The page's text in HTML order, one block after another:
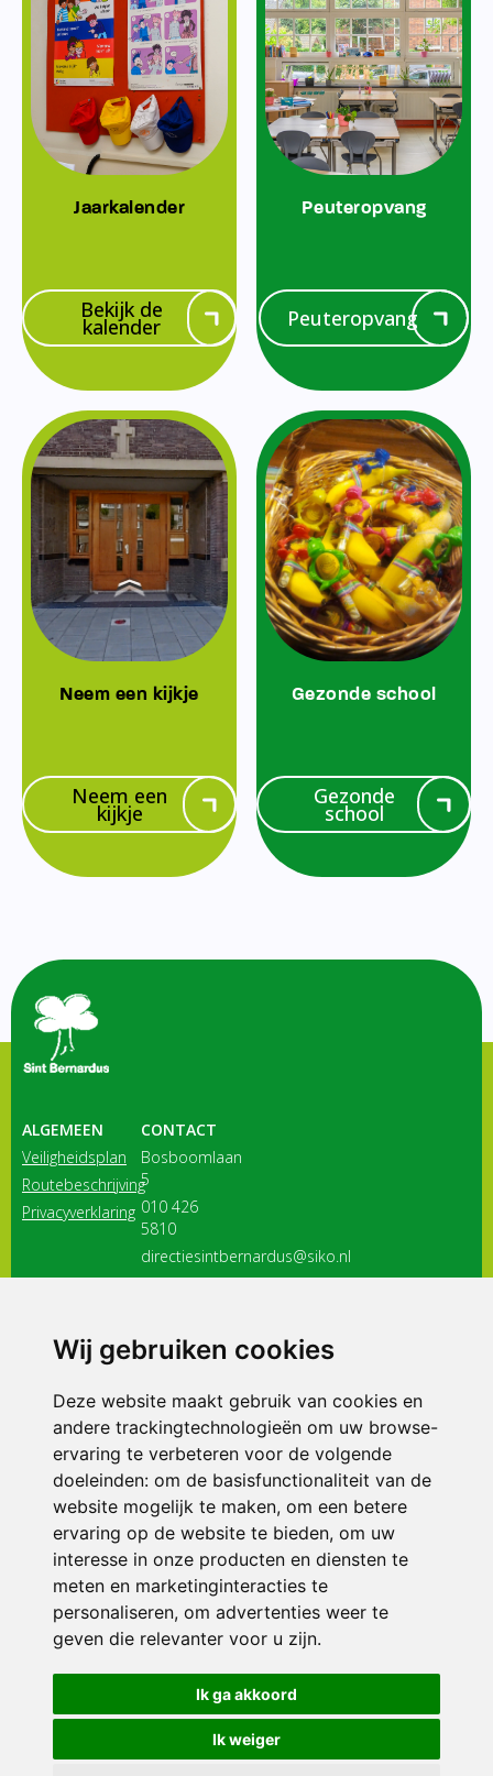
Wij gebruiken cookies
Deze website maakt gebruik van cookies en
andere trackingtechnologieën om uw browse-
ervaring te verbeteren voor de volgende
doeleinden: om de basisfunctionaliteit van de
website mogelijk te maken, om een betere
ervaring op de website te bieden, om uw
interesse in onze producten en diensten te
meten en marketinginteracties te
personaliseren, om advertenties weer te
geven die relevanter voor u zijn.
Ik ga akkoord
Ik weiger
Jaarkalender
Bekijk de
kalender
Peuteropvang
Peuteropvang
Neem een kijkje
Neem een
kijkje
Gezonde school
Gezonde
school
ALGEMEEN
Veiligheidsplan
Routebeschrijving
Privacyverklaring
CONTACT
Bosboomlaan
5
010 426
5810
directiesintbernardus@siko.nl
3116 JB
ONDERDEEL VAN
© 2026 Sint Bernardus | Alle rechten voorbehouden
Privacy policy|Disclaimer| Klachtenregeling|RSIN en Anbi
voorkeuren
Crealisatie The MindOffice